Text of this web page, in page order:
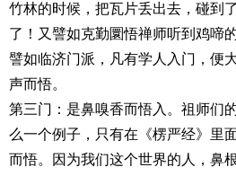
竹林的时候，把瓦片丢出去，碰到
了！又譬如克勤圜悟禅师听到鸡啼
譬如临济门派，凡有学人入门，便
声而悟。
第三门：是鼻嗅香而悟入。祖师们
么一个例子，只有在《楞严经》里
而悟。因为我们这个世界的人，鼻